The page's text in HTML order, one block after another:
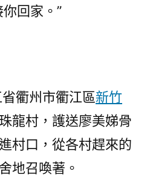
回家。”
衢州市衢江區新竹
龍村，護送廖美娣骨
村口，從各村趕來的
地召喚著。